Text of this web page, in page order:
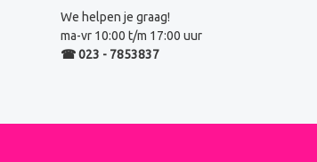
We helpen je graag!
ma-vr 10:00 t/m 17:00 uur
☎ 023 - 7853837